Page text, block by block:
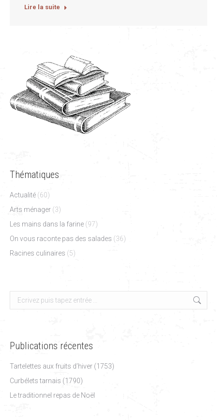
Lire la suite
Thématiques
Actualité (60)
Arts ménager (3)
Les mains dans la farine (97)
On vous raconte pas des salades (36)
Racines culinaires (5)
Search:
Publications récentes
Tartelettes aux fruits d’hiver (1753)
Curbélets tarnais (1790)
Le traditionnel repas de Noël